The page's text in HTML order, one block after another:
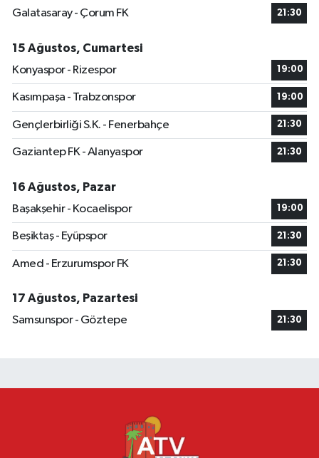
Galatasaray - Çorum FK
21:30
15 Ağustos, Cumartesi
Konyaspor - Rizespor
19:00
Kasımpaşa - Trabzonspor 19:00
Gençlerbirliği S.K. - Fenerbahçe 21:30
Gaziantep FK - Alanyaspor 21:30
16 Ağustos, Pazar
Başakşehir - Kocaelispor
19:00
Beşiktaş - Eyüpspor 21:30
Amed - Erzurumspor FK 21:30
17 Ağustos, Pazartesi
Samsunspor - Göztepe
21:30